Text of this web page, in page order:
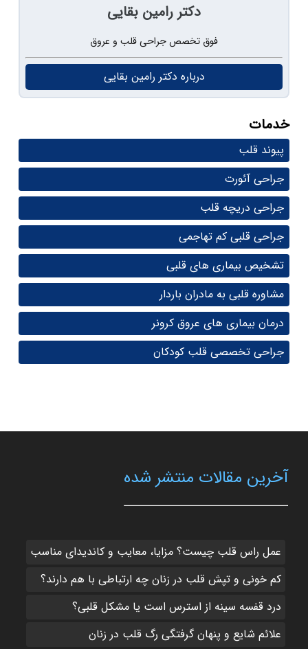
دکتر رامین بقایی
فوق تخصص جراحی قلب و عروق
درباره دکتر رامین بقایی
خدمات
پیوند قلب
جراحی آئورت
جراحی دریچه قلب
جراحی قلبی کم تهاجمی
تشخیص بیماری های قلبی
مشاوره قلبی به مادران باردار
درمان بیماری های عروق کرونر
جراحی تخصصی قلب کودکان
آخرین مقالات منتشر شده
عمل راس قلب چیست؟ مزایا، معایب و کاندیدای مناسب
کم‌ خونی و تپش قلب در زنان چه ارتباطی با هم دارند؟
درد قفسه سینه از استرس است یا مشکل قلبی؟
علائم شایع و پنهان گرفتگی رگ قلب در زنان